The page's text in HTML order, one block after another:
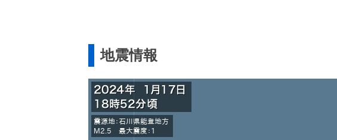
地震情報